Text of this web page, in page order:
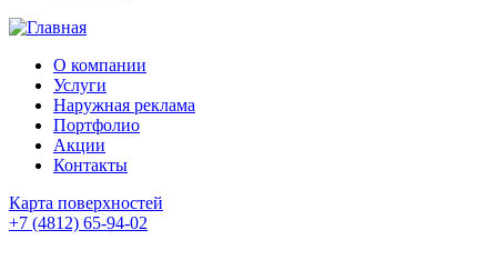
О компании
Услуги
Наружная реклама
Портфолио
Акции
Контакты
Карта поверхностей
+7 (4812) 65-94-02